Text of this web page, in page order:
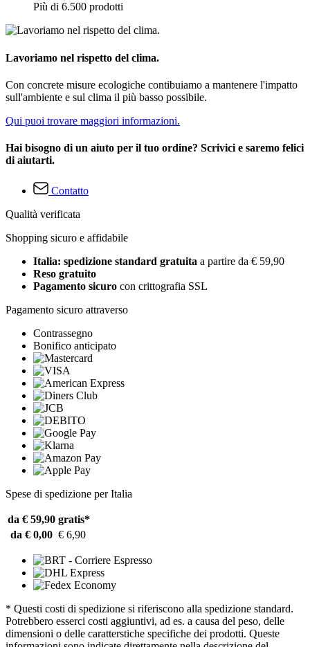
Più di 6.500 prodotti
Lavoriamo nel rispetto del clima.
Con concrete misure ecologiche contibuiamo a mantenere l'impatto
sull'ambiente e sul clima il più basso possibile.
Qui puoi trovare maggiori informazioni.
Hai bisogno di un aiuto per il tuo ordine? Scrivici e saremo felici
di aiutarti.
Contatto
Qualità verificata
Shopping sicuro e affidabile
Italia: spedizione standard gratuita a partire da € 59,90
Reso gratuito
Pagamento sicuro con crittografia SSL
Pagamento sicuro attraverso
Contrassegno
Bonifico anticipato
Spese di spedizione per Italia
da € 59,90 gratis*
da € 0,00 € 6,90
* Questi costi di spedizione si riferiscono alla spedizione standard.
Potrebbero esserci costi aggiuntivi, ad es. a causa del peso, delle
dimensioni o delle caratterstiche specifiche dei prodotti. Queste